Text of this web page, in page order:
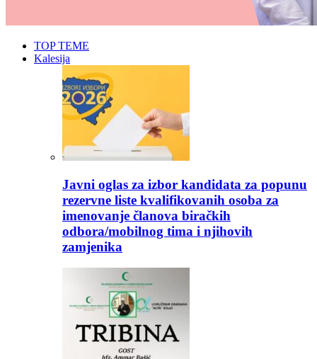
TOP TEME
Kalesija
Javni oglas za izbor kandidata za popunu
rezervne liste kvalifikovanih osoba za
imenovanje članova biračkih
odbora/mobilnog tima i njihovih
zamjenika